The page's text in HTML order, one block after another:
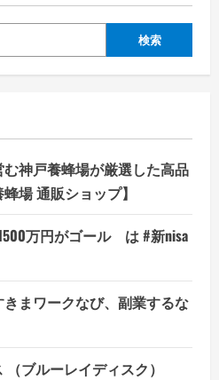
検索
神戸養蜂場が厳選した高品
場 通販ショップ】
万円がゴール は #新nisa
きまワークなび、副業するな
ブルーレイディスク）